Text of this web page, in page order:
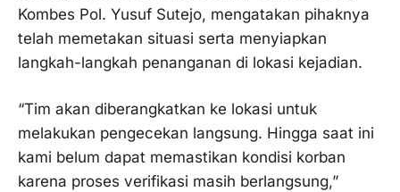
Kombes Pol. Yusuf Sutejo, mengatakan pihaknya
telah memetakan situasi serta menyiapkan
langkah-langkah penanganan di lokasi kejadian.
“Tim akan diberangkatkan ke lokasi untuk
melakukan pengecekan langsung. Hingga saat ini
kami belum dapat memastikan kondisi korban
karena proses verifikasi masih berlangsung,”